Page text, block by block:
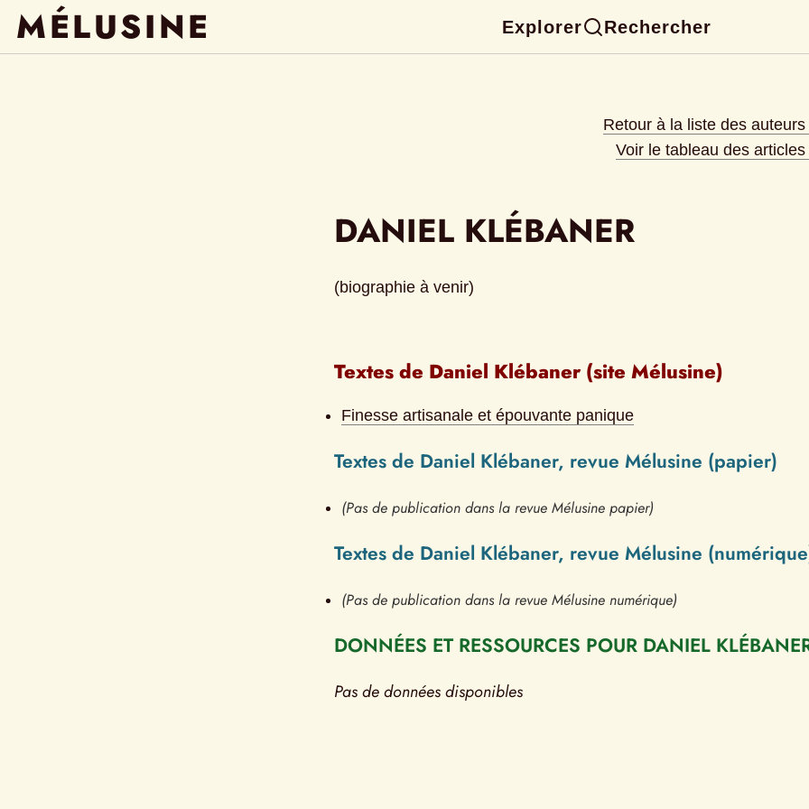
MÉLUSINE Explorer Rechercher
Retour à la liste des
Voir le tableau des
DANIEL KLÉBANER
(biographie à venir)
Textes de Daniel Klébaner (site Mélusine)
Finesse artisanale et épouvante panique
Textes de Daniel Klébaner, revue Mélusine (papier)
(Pas de publication dans la revue Mélusine papier)
Textes de Daniel Klébaner, revue Mélusine
(Pas de publication dans la revue Mélusine numérique)
DONNÉES ET RESSOURCES POUR DANIEL
Pas de données disponibles